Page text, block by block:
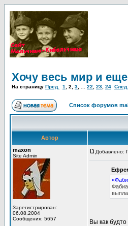
Хочу весь мир и
На страницу Пред. 1 2 3 22 23 24 След.
Список форумов
Автор
maxon
Site Admin
Зарегистрирован:
06.08.2004
Сообщения: 5657
Добавлено:
Вы как